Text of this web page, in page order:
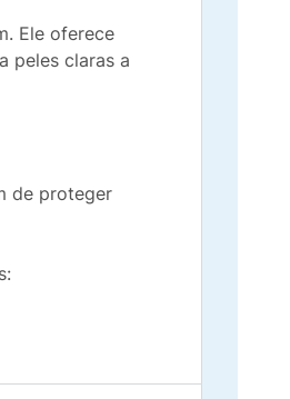
Ele oferece
peles claras a
de proteger